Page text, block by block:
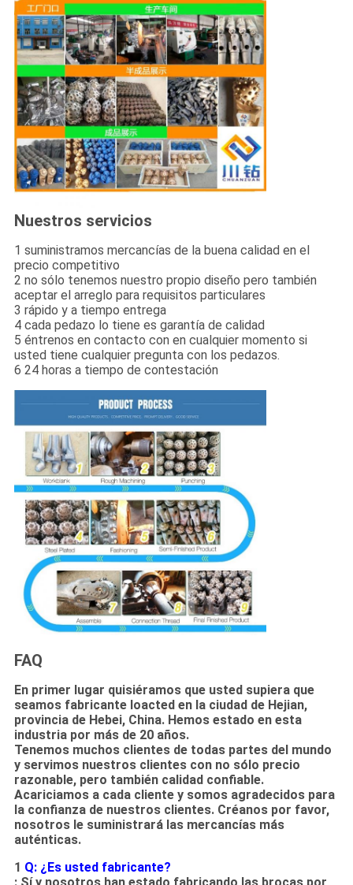
Nuestros servicios
1 suministramos mercancías de la buena calidad en el
precio competitivo
2 no sólo tenemos nuestro propio diseño pero también
aceptar el arreglo para requisitos particulares
3 rápido y a tiempo entrega
4 cada pedazo lo tiene es garantía de calidad
5 éntrenos en contacto con en cualquier momento si
usted tiene cualquier pregunta con los pedazos.
6 24 horas a tiempo de contestación
FAQ
En primer lugar quisiéramos que usted supiera que
seamos fabricante loacted en la ciudad de Hejian,
provincia de Hebei, China. Hemos estado en esta
industria por más de 20 años.
Tenemos muchos clientes de todas partes del mundo
y servimos nuestros clientes con no sólo precio
razonable, pero también calidad confiable.
Acariciamos a cada cliente y somos agradecidos para
la confianza de nuestros clientes. Créanos por favor,
nosotros le suministrará las mercancías más
auténticas.
1 Q: ¿Es usted fabricante?